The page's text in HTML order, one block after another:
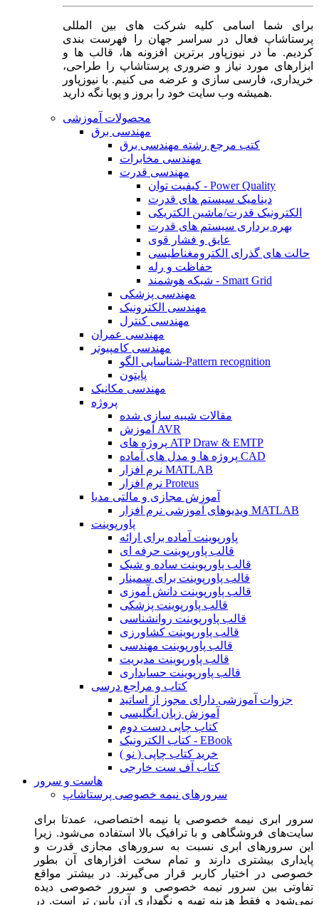
برای شما اسامی کلیه شرکت های بین المللی
پرستاشاپ فعال در سراسر جهان را فهرست بندی
کردیم. ما در نیوزپاور برترین افزونه ها، قالب ها و
ابزارهای مورد نیاز و ضروری پرستاشاپ را طراحی،
خریداری، فارسی سازی و عرضه می کنیم. با نیوزپاور
همیشه وب سایت خود را بروز و پویا نگه دارید.
محصولات آموزشی
مهندسی برق
کتب مرجع رشته مهندسی برق
مهندسی مخابرات
مهندسی قدرت
کیفیت توان - Power Quality
دینامیک سیستم های قدرت
الکترونیک قدرت/ماشین الکتریکی
بهره برداری سیستم های قدرت
عایق و فشار قوی
حالت های گذرای الکترومغناطیسی
حفاظت و رله
شبکه هوشمند - Smart Grid
مهندسی پزشکی
مهندسی الکترونیک
مهندسی کنترل
مهندسی عمران
مهندسی کامپیوتر
شناسایی الگو-Pattern recognition
پایتون
مهندسی مکانیک
پروژه
مقالات شبیه سازی شده
آموزش AVR
پروژه های ATP Draw & EMTP
پروژه ها و مدل های آماده CAD
نرم افزار MATLAB
نرم افزار Proteus
آموزش مجازی و مالتی مدیا
ویدیوهای آموزشی نرم افزار MATLAB
پاورپوینت
پاورپوینت آماده برای ارائه
قالب پاورپوینت حرفه ای
قالب پاورپوینت ساده و شیک
قالب پاورپوینت برای سمینار
قالب پاورپوینت دانش آموزی
قالب پاورپوینت پزشکی
قالب پاورپوینت روانشناسی
قالب پاورپوینت کشاورزی
قالب پاورپوینت مهندسی
قالب پاورپوینت مدیریت
قالب پاورپوینت حسابداری
کتاب و مراجع درسی
جزوات آموزشی دارای مجوز از اساتید
آموزش زبان انگلیسی
کتاب چاپی دست دوم
کتاب الکترونیک - EBook
خرید کتاب چاپی ( نو )
کتاب آف ست خارجی
هاست و سرور
سرورهای نیمه خصوصی پرستاشاپ
سرور ابری نیمه خصوصی یا نیمه اختصاصی، عمدتا برای
سایت‌های فروشگاهی و با ترافیک بالا استفاده می‌شود. زیرا
این سرورهای ابری نسبت به سرورهای مجازی قدرت و
پایداری بیشتری دارند و تمام سخت افزارهای آن بطور
خصوصی در اختیار کاربر قرار می‌گیرند. در بیشتر مواقع
تفاوتی بین سرور نیمه خصوصی و سرور خصوصی دیده
نمی‌شود و فقط هزینه تهیه و نگهداری آن پایین تر است. در